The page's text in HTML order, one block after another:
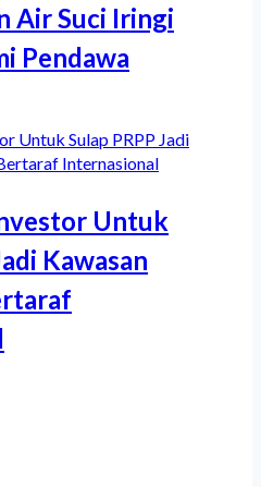
Air Suci Iringi
Pendawa
Untuk
Kawasan